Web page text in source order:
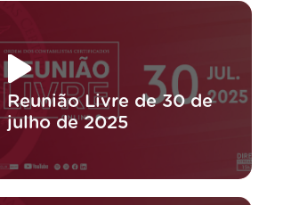
Reunião Livre de 30 de
julho de 2025